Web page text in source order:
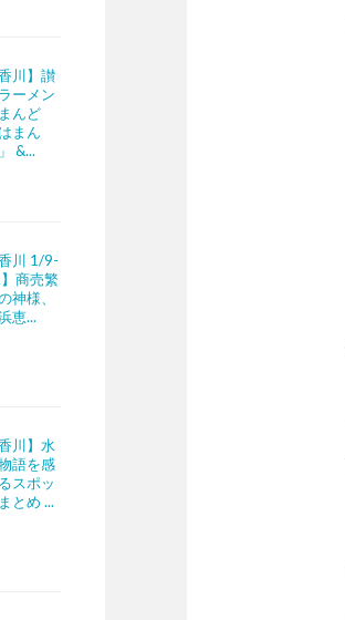
香川】讃
ーメン
んど
はまん
&...
香川 1/9-
商売繁
神様、
恵...
香川】水
語を感
スポッ
とめ ...